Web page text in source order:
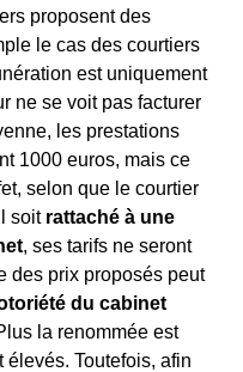
proposent des
le cas des courtiers
est uniquement
ne se voit pas facturer
les prestations
1000 euros, mais ce
selon que le courtier
soit rattaché à une
, ses tarifs ne seront
des prix proposés peut
du cabinet
la renommée est
élevés. Toutefois, afin